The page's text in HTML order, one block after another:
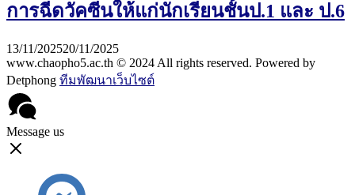
การฉีดวัคซีนให้แก่นักเรียนชั้นป.1 และ ป.6
13/11/202520/11/2025
www.chaopho5.ac.th © 2024 All rights reserved. Powered by
Detphong ทีมพัฒนาเว็บไซต์
Message us